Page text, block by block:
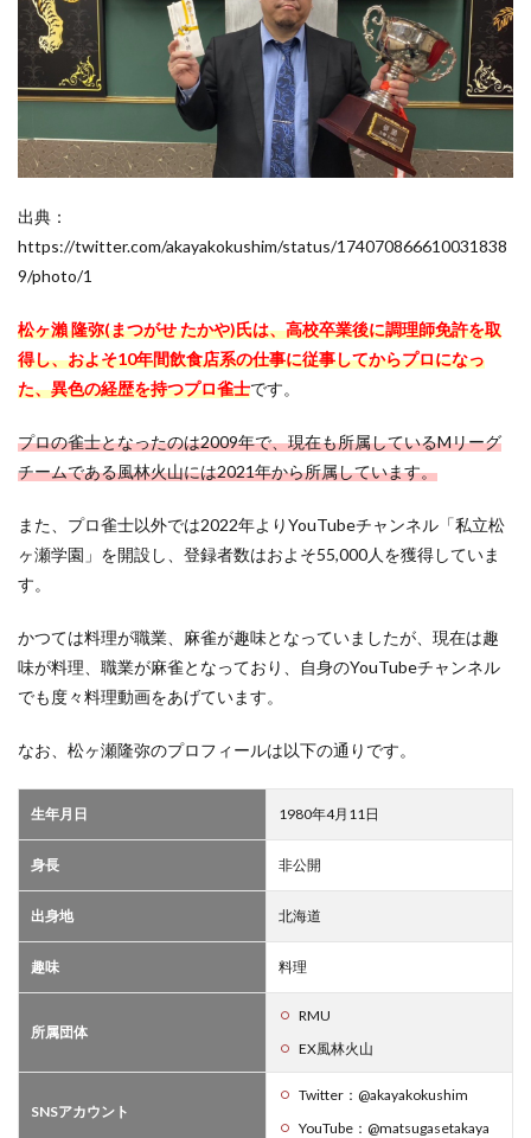
5
松ヶ
瀬隆
弥の
年収
く
ら？
松ヶ
瀬隆
弥は
い
る？
6.1
瀬隆
彼女
7
松ヶ
瀬隆
経歴
や戦
歴の
まと
出典：
https://twitter.com/akayakokushim/status/174070866610031838
9/photo/1
松ヶ瀨 隆弥(まつがせ たかや)氏は、高校卒業後に調理師免許を取
得し、およそ10年間飲食店系の仕事に従事してからプロになっ
た、異色の経歴を持つプロ雀士です。
プロの雀士となったのは2009年で、現在も所属しているMリーグ
チームである風林火山には2021年から所属しています。
また、プロ雀士以外では2022年よりYouTubeチャンネル「私立松
ヶ瀬学園」を開設し、登録者数はおよそ55,000人を獲得していま
す。
かつては料理が職業、麻雀が趣味となっていましたが、現在は趣
味が料理、職業が麻雀となっており、自身のYouTubeチャンネル
でも度々料理動画をあげています。
なお、松ヶ瀬隆弥のプロフィールは以下の通りです。
生年月日 1980年4月11日
身長 非公開
出身地 北海道
趣味 料理
所属団体
RMU
EX風林火山
SNSアカウント
Twitter：@akayakokushim
YouTube：@matsugasetakaya